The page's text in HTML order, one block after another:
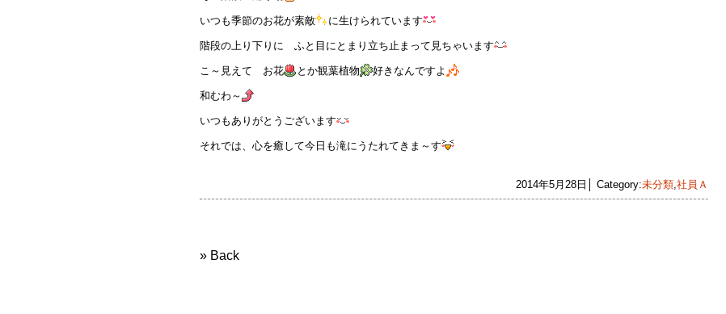
いつも季節のお花が素敵 に生けられています
階段の上り下りに ふと目にとまり立ち止まって見ちゃいます
こ～見えて お花 とか観葉植物 好きなんですよ
和むわ～
いつもありがとうございます
それでは、心を癒して今日も滝にうたれてきま～す
2014年5月28日│ Category:未分類,社員Ａ
» Back